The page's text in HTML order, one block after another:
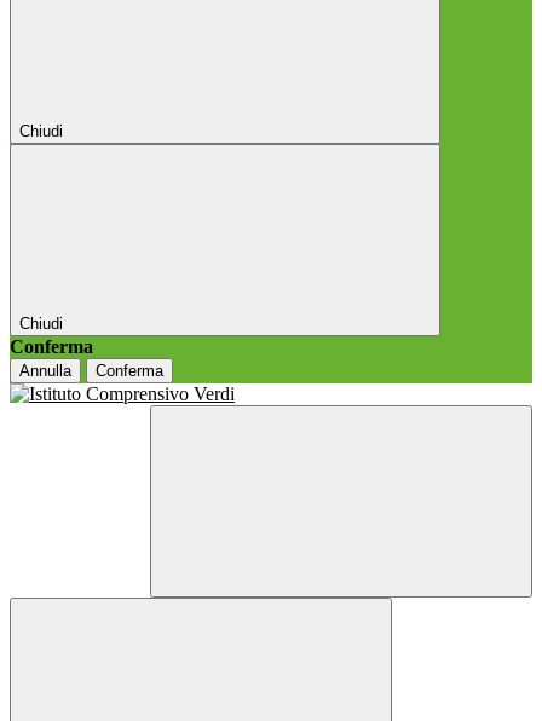
Chiudi
Chiudi
Conferma
Annulla Conferma